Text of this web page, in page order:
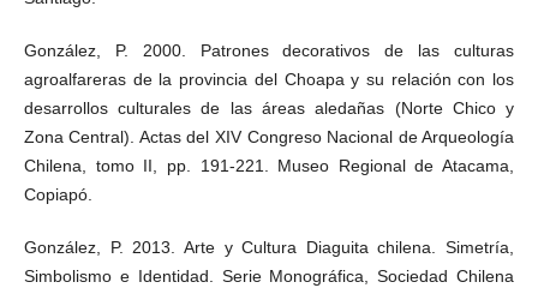
González, P. 2000. Patrones decorativos de las culturas
agroalfareras de la provincia del Choapa y su relación con los
desarrollos culturales de las áreas aledañas (Norte Chico y
Zona Central). Actas del XIV Congreso Nacional de Arqueología
Chilena, tomo II, pp. 191-221. Museo Regional de Atacama,
Copiapó.
González, P. 2013. Arte y Cultura Diaguita chilena. Simetría,
Simbolismo e Identidad. Serie Monográfica, Sociedad Chilena